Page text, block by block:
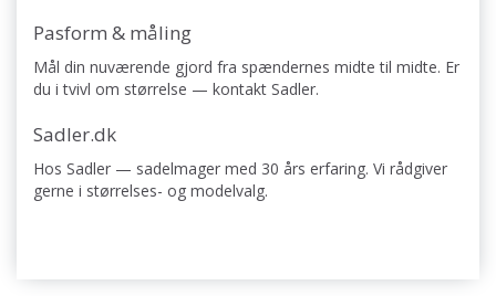
Pasform & måling
Mål din nuværende gjord fra spændernes midte til midte. Er
du i tvivl om størrelse — kontakt Sadler.
Sadler.dk
Hos Sadler — sadelmager med 30 års erfaring. Vi rådgiver
gerne i størrelses- og modelvalg.